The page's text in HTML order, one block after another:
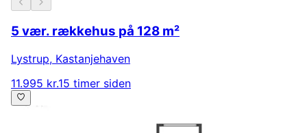
5 vær. rækkehus på 128 m²
Lystrup, Kastanjehaven
11.995 kr.15 timer siden